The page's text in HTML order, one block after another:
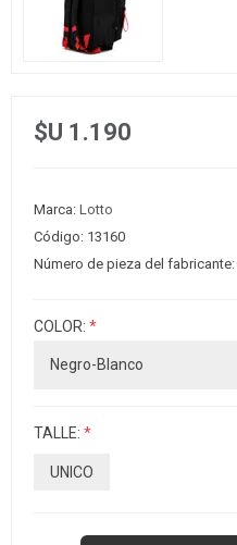
$U 1.190
Marca: Lotto
Código: 13160
Número de pieza del fabricante:
COLOR: *
TALLE: *
UNICO